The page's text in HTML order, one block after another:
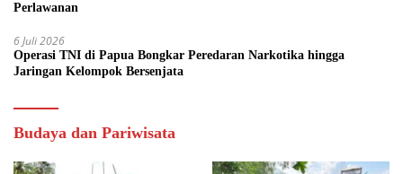
Perlawanan
6 Juli 2026
Operasi TNI di Papua Bongkar Peredaran Narkotika hingga
Jaringan Kelompok Bersenjata
Budaya dan Pariwisata